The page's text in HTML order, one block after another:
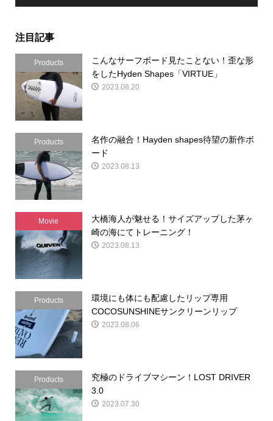
注目記事
Products
こんなサーフボード見たことない！歪な形
をしたHyden Shapes「VIRTUE」
2023.08.20
Products
名作の融合！Hayden shapes待望の新作ボ
ード
2023.08.13
Movie
大橋海人が魅せる！サイズアップした茅ヶ
崎の海にてトレーニング！
2023.08.13
Products
環境にも体にも配慮したリップ専用
COCOSUNSHINEサンクリーンリップ
2023.08.06
Products
究極のドライブマシーン！LOST DRIVER
3.0
2023.07.30